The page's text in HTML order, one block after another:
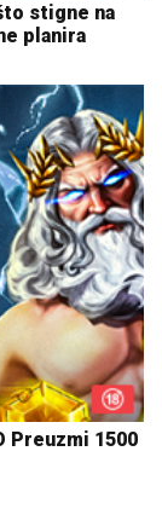
stigne na
planira
Preuzmi 1500